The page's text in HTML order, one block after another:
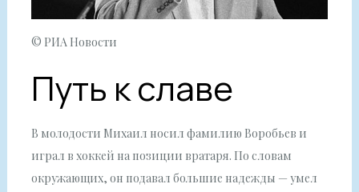
© РИА Новости
Путь к славе
В молодости Михаил носил фамилию Воробьев и
играл в хоккей на позиции вратаря. По словам
окружающих, он подавал большие надежды — умел